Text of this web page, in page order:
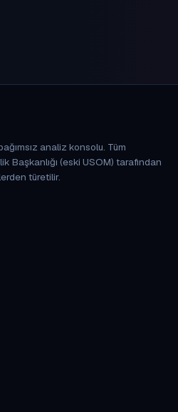
analiz konsolu. Tüm
Başkanlığı (eski USOM) tarafından
türetilir.